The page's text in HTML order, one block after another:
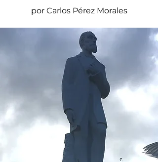
por Carlos Pérez Morales